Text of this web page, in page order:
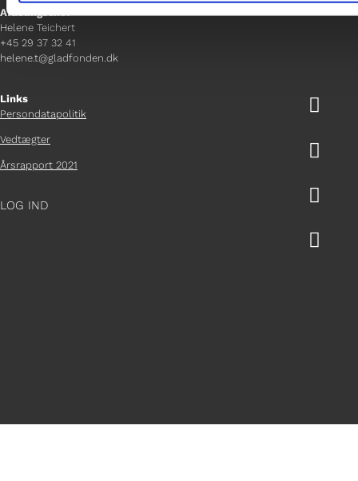
Afdelingschef
Helene Teichert
+45 29 37 32 41
helene.t@gladfonden.dk
Links
Persondatapolitik
Vedtægter
Årsrapport 2021
LOG IND



